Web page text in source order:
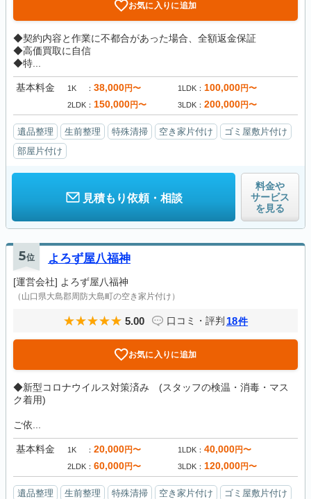
お気に入りに追加
◆契約内容と作業に不都合があった場合、全額返金保証
◆高価買取に自信
◆特...
基本料金 1K 38,000円〜 1LDK 100,000円〜
2LDK 150,000円〜 3LDK 200,000円〜
遺品整理 生前整理 特殊清掃 空き家片付け
ゴミ屋敷片付け
部屋片付け
見積もり依頼・相談
料金や
サービス
を見る
5位 よろず屋八福神
[運営会社] よろず屋八福神
（山口県大島郡周防大島町の空き家片付け）
5.00 口コミ・評判 18件
お気に入りに追加
◆新型コロナウイルス対策済み (スタッフの検温・消毒・マス
ク着用)
ご依...
基本料金 1K 20,000円〜 1LDK 40,000円〜
2LDK 60,000円〜 3LDK 120,000円〜
遺品整理 生前整理 特殊清掃 空き家片付け
ゴミ屋敷片付け